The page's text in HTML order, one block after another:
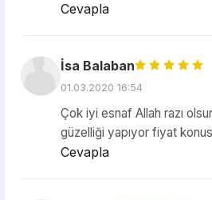
Cevapla
İsa Balaban
01.03.2020 16:54
Çok iyi esnaf Allah razı
güzelliği yapıyor fiyat
Cevapla